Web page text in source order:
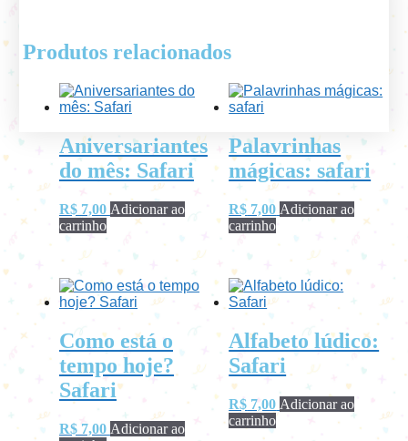
Produtos relacionados
Aniversariantes
do mês: Safari
R$7,00 Adicionar ao
carrinho
Palavrinhas
mágicas: safari
R$ 7,00 Adicionar ao
carrinho
Como está o
tempo hoje?
Safari
R$7,00 Adicionar ao
Alfabeto lúdico:
Safari
R$ 7,00 Adicionar ao
carrinho